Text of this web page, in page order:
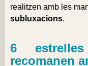
realitzen amb les
subluxacions.
6
recomanen